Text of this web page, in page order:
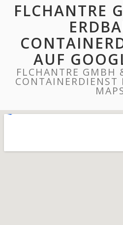
FLCHANTRE
AUF
FLCHANTRE GMBH
CONTAINERDIENST